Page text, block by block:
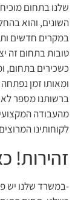
שלנו בתחום
השונים, והוא
במקרים חדשים
טובות בתחום זה
כשכירים בתחום,
ומאותו זמן
ברשותנו מספר לא
מהעבודה
לקוחותינו
זהירות!
-במשרד שלנו יש